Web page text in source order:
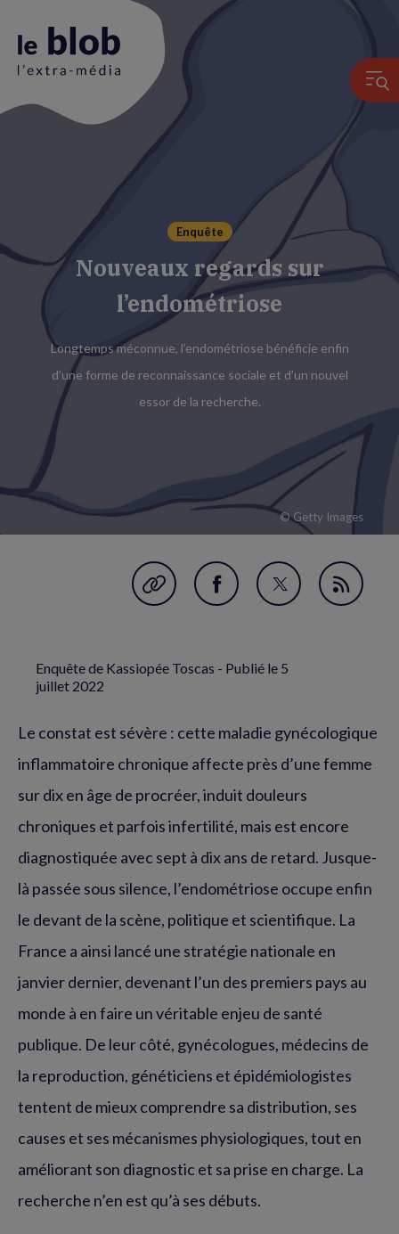
© Getty Images
Enquête
Nouveaux regards sur
l’endométriose
Longtemps méconnue, l’endométriose bénéficie enfin
d’une forme de reconnaissance sociale et d’un nouvel
essor de la recherche.
Enquête de Kassiopée Toscas - Publié le 5
juillet 2022
Garder en favori
Partager
(nouvelle
Partager
(nouvelle
Flux
Le constat est sévère : cette maladie gynécologique
inflammatoire chronique affecte près d’une femme
sur dix en âge de procréer, induit douleurs
chroniques et parfois infertilité, mais est encore
diagnostiquée avec sept à dix ans de retard. Jusque-
là passée sous silence, l’endométriose occupe enfin
le devant de la scène, politique et scientifique. La
France a ainsi lancé une stratégie nationale en
janvier dernier, devenant l’un des premiers pays au
monde à en faire un véritable enjeu de santé
publique. De leur côté, gynécologues, médecins de
la reproduction, généticiens et épidémiologistes
tentent de mieux comprendre sa distribution, ses
causes et ses mécanismes physiologiques, tout en
améliorant son diagnostic et sa prise en charge. La
recherche n’en est qu’à ses débuts.